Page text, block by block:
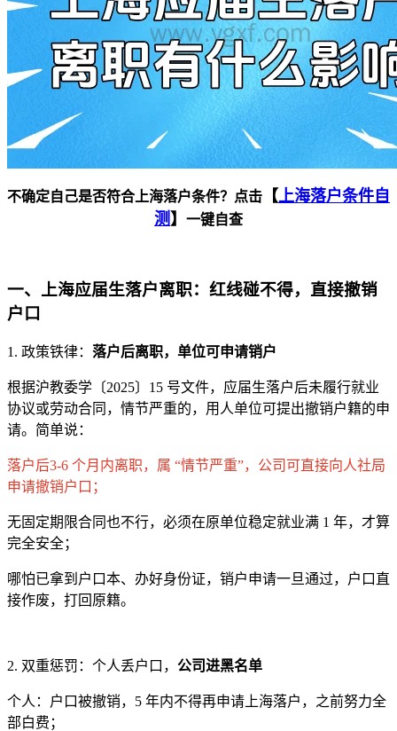
不确定自己是否符合上海落户条件？点击 【 上海落户条件自
测 】 一键自查
一、上海应届生落户离职：红线碰不得，直接撤销
户口
1. 政策铁律： 落户后离职，单位可申请销户
根据沪教委学〔2025〕15 号文件，应届生落户后未履行就业
协议或劳动合同，情节严重的，用人单位可提出撤销户籍的申
请。简单说：
落户后3-6 个月内离职，属 “情节严重”，公司可直接向人社局
申请撤销户口；
无固定期限合同也不行，必须在原单位稳定就业满 1 年，才算
完全安全；
哪怕已拿到户口本、办好身份证，销户申请一旦通过，户口直
接作废，打回原籍。
2. 双重惩罚：个人丢户口， 公司进黑名单
个人：户口被撤销，5 年内不得再申请上海落户，之前努力全
部白费；